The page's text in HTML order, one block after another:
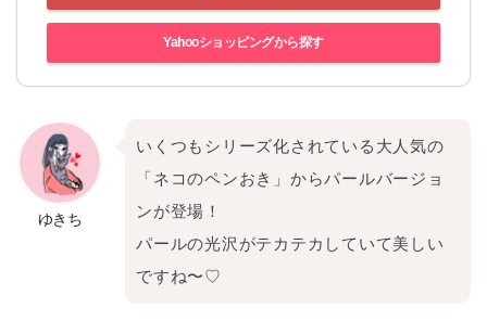
Yahooショッピングから探す
ゆきち
いくつもシリーズ化されている大人気の
「ネコのペンおき」からパールバージョ
ンが登場！
パールの光沢がテカテカしていて美しい
ですね〜♡